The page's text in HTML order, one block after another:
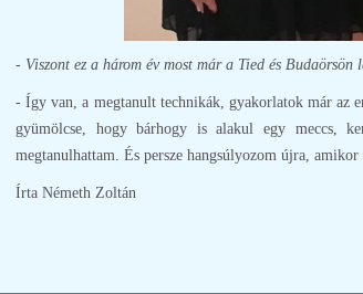
- Viszont ez a három év most már a Tied és Budaörsön
- Így van, a megtanult technikák, gyakorlatok már az
gyümölcse, hogy bárhogy is alakul egy meccs,
megtanulhattam. És persze hangsúlyozom újra,
Írta Németh Zoltán